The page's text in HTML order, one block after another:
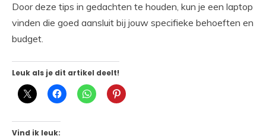
Door deze tips in gedachten te houden, kun je een laptop
vinden die goed aansluit bij jouw specifieke behoeften en
budget.
Leuk als je dit artikel deelt!
Vind ik leuk: